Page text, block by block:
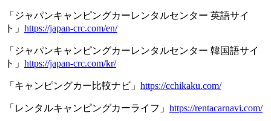
「ジャパンキャンピングカーレンタルセンター 英語サイ
ト」 https://japan-crc.com/en/
「ジャパンキャンピングカーレンタルセンター 韓国語サイ
ト」 https://japan-crc.com/kr/
「キャンピングカー比較ナビ」 https://cchikaku.com/
「レンタルキャンピングカーライフ」 https://rentacarnavi.com/